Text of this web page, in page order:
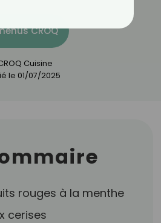
CROQ
Cuisine
le 01/07/2025
rouges à la menthe
cerises